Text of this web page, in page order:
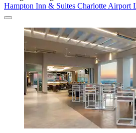
Hampton Inn & Suites Charlotte Airport